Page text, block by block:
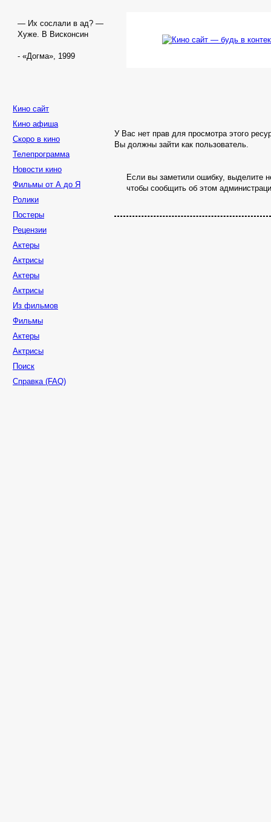
— Их сослали в ад? —
Хуже. В Висконсин
- «Догма», 1999
Кино сайт
Кино афиша
Скоро в кино
Телепрограмма
Новости кино
Фильмы от А до Я
Ролики
Постеры
Рецензии
Актеры
Актрисы
Актеры
Актрисы
Из фильмов
Фильмы
Актеры
Актрисы
Поиск
Справка (FAQ)
У Вас нет прав для просмотра этого
Вы должны зайти как пользователь.
Если вы заметили ошибку, выделите
чтобы сообщить об этом